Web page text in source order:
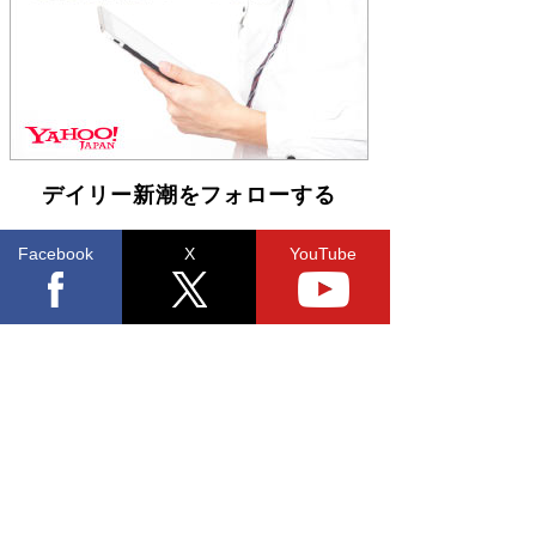
らも文庫化 映画化された直木賞受賞作もランク
イン［文庫ベストセラー］
Book Bang
デイリー新潮をフォローする
Facebook X YouTube